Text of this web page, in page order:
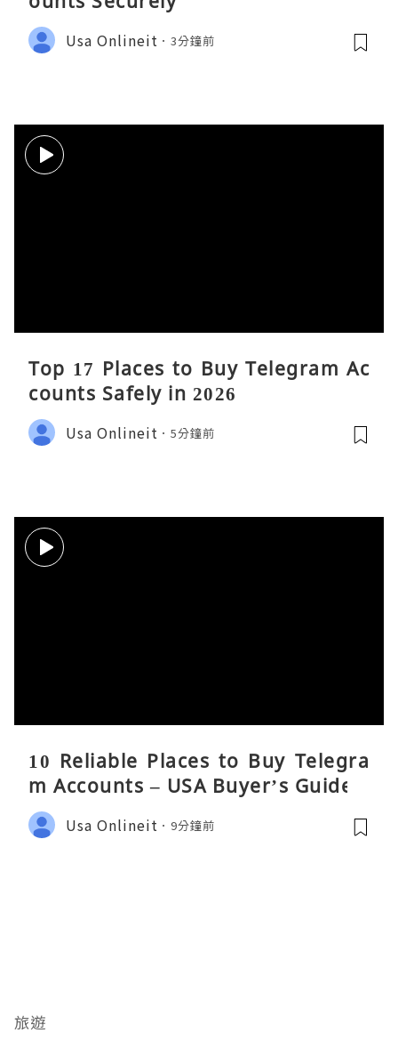
Usa Onlineit 3分鐘前
Top 17 Places to Buy Telegram Ac
counts Safely in 2026
Usa Onlineit 5分鐘前
10 Reliable Places to Buy Telegra
m Accounts – USA Buyer’s Guide
Usa Onlineit 9分鐘前
旅遊